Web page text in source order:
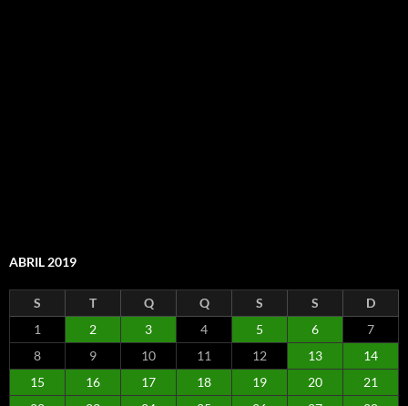
ABRIL 2019
S T Q Q S S
D
1
2 3 4 5 6
7
8
9 10 11 12 13
14
15
16 17 18 19 20
21